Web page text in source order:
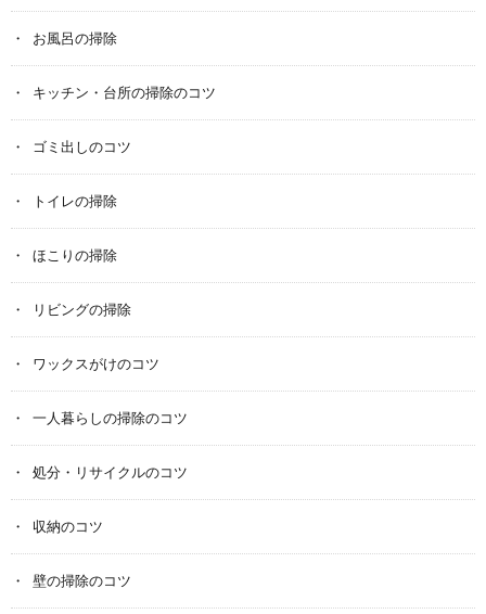
お風呂の掃除
キッチン・台所の掃除のコツ
ゴミ出しのコツ
トイレの掃除
ほこりの掃除
リビングの掃除
ワックスがけのコツ
一人暮らしの掃除のコツ
処分・リサイクルのコツ
収納のコツ
壁の掃除のコツ